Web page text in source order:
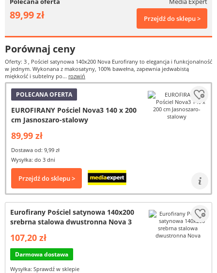
89,99 zł Przejdź do sklepu >
Porównaj ceny
Oferty: 3 , Pościel satynowa 140x200 Nova Eurofirany to elegancja i funkcjonalność
w jednym. Wykonana z makosatyny, 100% bawełna, zapewnia jedwabistą
miękkość i subtelny po... rozwiń
POLECANA OFERTA
EUROFIRANY Pościel Nova3 140 x 200
cm Jasnoszaro-stalowy
89,99 zł
Dostawa od: 9,99 zł
Wysyłka: do 3 dni
Przejdź do sklepu >
Eurofirany Pościel satynowa 140x200
srebrna stalowa dwustronna Nova 3
107,20 zł
Darmowa dostawa
Wysyłka: Sprawdź w sklepie